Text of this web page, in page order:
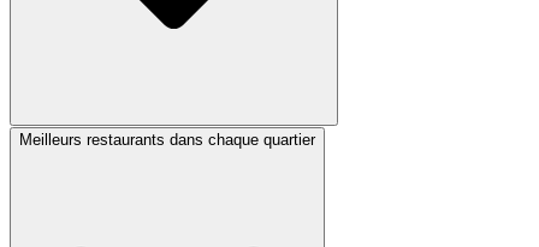
Meilleurs restaurants dans chaque quartier